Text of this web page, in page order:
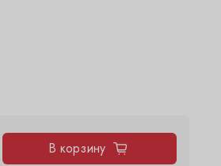
В корзину